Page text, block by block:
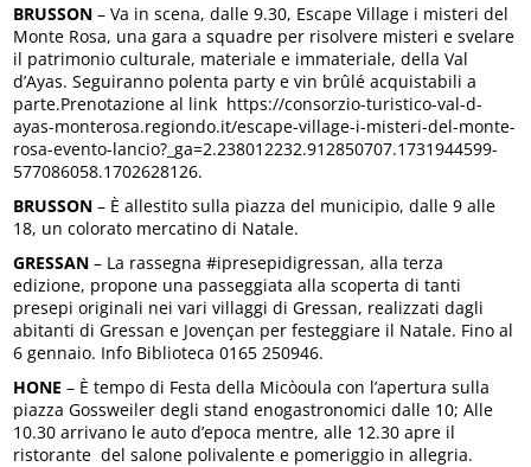
BRUSSON – Va in scena, dalle 9.30, Escape Village i misteri del
Monte Rosa, una gara a squadre per risolvere misteri e svelare
il patrimonio culturale, materiale e immateriale, della Val
d’Ayas. Seguiranno polenta party e vin brûlé acquistabili a
parte.Prenotazione al link https://consorzio-turistico-val-d-
ayas-monterosa.regiondo.it/escape-village-i-misteri-del-monte-
rosa-evento-lancio?_ga=2.238012232.912850707.1731944599-
577086058.1702628126.
BRUSSON– È allestito sulla piazza del municipio, dalle 9 alle
18, un colorato mercatino di Natale.
GRESSAN – La rassegna #ipresepidigressan, alla terza
edizione, propone una passeggiata alla scoperta di tanti
presepi originali nei vari villaggi di Gressan, realizzati dagli
abitanti di Gressan e Jovençan per festeggiare il Natale. Fino al
6 gennaio. Info Biblioteca 0165 250946.
HONE – È tempo di Festa della Micòoula con l’apertura sulla
piazza Gossweiler degli stand enogastronomici dalle 10; Alle
10.30 arrivano le auto d’epoca mentre, alle 12.30 apre il
ristorante del salone polivalente e pomeriggio in allegria.